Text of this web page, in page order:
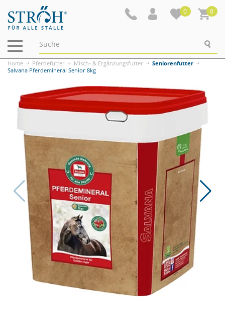
0 0
Navigation
ein-/ausblenden
Home Pferdefutter Misch- & Ergänzungsfutter
Seniorenfutter
Salvana Pferdemineral Senior 8kg